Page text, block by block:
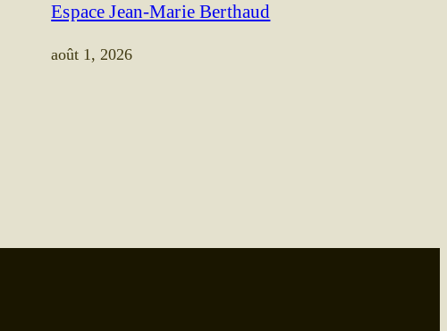
Espace Jean-Marie Berthaud
août 1, 2026